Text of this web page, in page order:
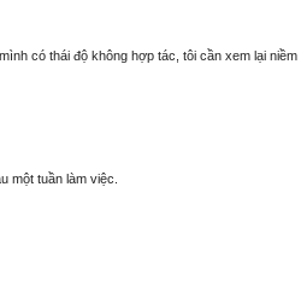
có thái độ không hợp tác, tôi cần xem lại niềm
một tuần làm việc.